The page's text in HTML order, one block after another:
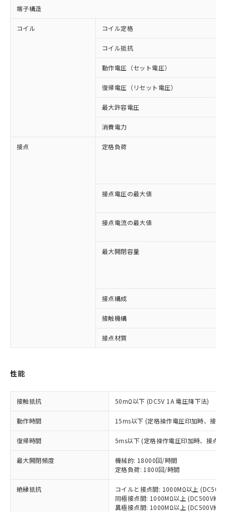
端子構造
コイル コイル定格
コイル抵抗
動作電圧（セット電圧）
復帰電圧（リセット電圧）
最大許容電圧
消費電力
接点 定格負荷
接点電圧の最大値
接点電流の最大値
最大開閉容量
接点構成
接触機構
接点材質
性能
接触抵抗 50mΩ以下 (DC5V 1A 電圧降下法)
動作時間 15ms以下 (定格操作電圧印加時、接点
復帰時間 5ms以下 (定格操作電圧印加時、接点
最大開閉頻度
機械的: 18000回/時間
定格負荷: 1800回/時間
絶縁抵抗
コイルと接点間: 1000MΩ以上
同極接点間: 1000MΩ以上 (DC500V絶
異極接点間: 1000MΩ以上 (DC500V絶
以下の条件をお読みいただき、同意のうえ
本サービスは、当社制御機器事業取扱
商品の当社在庫状況および標準価格
(税抜)を提供させていただくもので
当社制御機器事業取扱商品の中には、
本サービスの対象外となる商品もある
ことをご了承ください。
在庫状況および標準価格照会結果は、
非含有に対応した製品が提供可能な商品で
非含有に非対応の商品で、対応品を出す予
定はありません。
調査・確認中：EU RoHS指令（10物質）の
非含有の対応状況を調査中または確認中の
非該当品：ライセンス料など無形物で、有
害物質有無と関係のない商品です。
仕入先様の事情により、非含有部品として
いたものが、含有品と判明した場合などや
むを得ず変更することがあります。
※1 中国RoHS○×表
「○」：最大均質材料含有率が中国RoHSの
基準値以下であることを示します。
「×」：最大均質材料含有率が中国RoHSの
基準値を超えていることを示します。
「－」：未確認です。当社販売部門へお問
当社は、これら貴社製品のうち、外国
為替および外国貿易法に定める商品